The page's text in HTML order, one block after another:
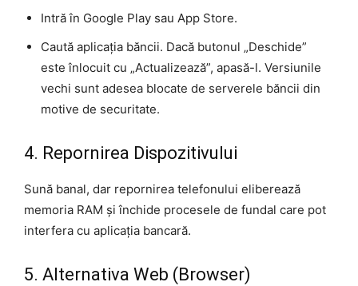
Intră în Google Play sau App Store.
Caută aplicația băncii. Dacă butonul „Deschide”
este înlocuit cu „Actualizează”, apasă-l. Versiunile
vechi sunt adesea blocate de serverele băncii din
motive de securitate.
4. Repornirea Dispozitivului
Sună banal, dar repornirea telefonului eliberează
memoria RAM și închide procesele de fundal care pot
interfera cu aplicația bancară.
5. Alternativa Web (Browser)